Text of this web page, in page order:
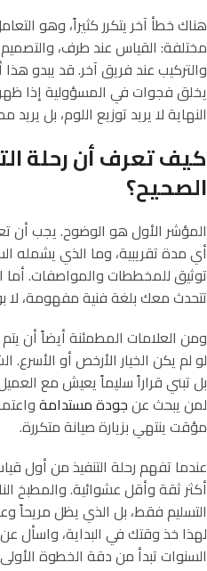
هناك خطأ آخر يتكرر كثيراً، وهو
مختلفة: القياس عند طرف،
والتركيب عند فريق آخر. قد يبدو هذا
يخلق فجوات في المسؤولية إذا
النهاية لا يريد توزيع اللوم، بل
كيف تعرف أن رحلة
الصحيح؟
المؤشر الأول هو الوضوح. يجب أن
أي مدة تقريبية، وما الذي يشمله
توثيق للمخططات والمواصفات. أما
تتحدث معك بلغة فنية مفهومة،
ومن العلامات المطمئنة أيضاً أن
لو لم يكن الخيار الأرخص أو الأسرع.
بل تبني قراراً سليماً يعيش مع
لمن يبحث عنجودة مستدامة
مؤقت ينتهي بزيارة صيانة متكررة.
عندما تفهم رحلة التنفيذ من أول
أكثر ثقة وأقل عشوائية. والمطبخ
التسليم فقط، بل الذي يظل مريحاً
لهذا خذ وقتك في البداية، واسأل
السنوات تبدأ من دقة الخطوة